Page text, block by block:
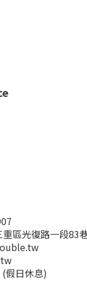
區光復路一段83
假日休息)